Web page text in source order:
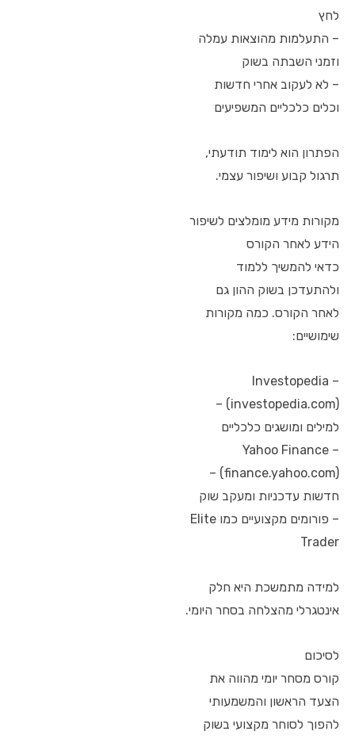
לחץ
– התעלמות מהוצאות עמלה
וזמני השבתה בשוק
– לא לעקוב אחרי חדשות
וכלים כלכליים המשפיעים
הפתרון הוא לימוד תודעתי,
תרגול קבוע ושיפור עצמי.
מקורות מידע מומלצים לשיפור
הידע לאחר הקורס
כדאי להמשיך ללמוד
ולהתעדכן בשוק ההון גם
לאחר הקורס. כמה מקורות
שימושיים:
– Investopedia
(investopedia.com) –
למילים ומושגים כלכליים
– Yahoo Finance
(finance.yahoo.com) –
חדשות עדכניות ומעקב שוק
– פורומים מקצועיים כמו Elite
Trader
למידה מתמשכת היא חלק
אינטגרלי מהצלחה בסחר היומי.
לסיכום
קורס מסחר יומי מהווה את
הצעד הראשון והמשמעותי
להפוך לסוחר מקצועי בשוק